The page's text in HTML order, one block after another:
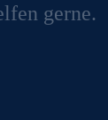
gerne.